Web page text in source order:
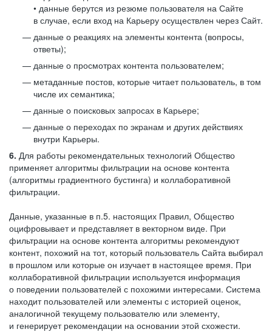
• данные берутся из резюме пользователя на Сайте
в случае, если вход на Карьеру осуществлен через Сайт.
данные о реакциях на элементы контента (вопросы,
ответы);
данные о просмотрах контента пользователем;
метаданные постов, которые читает пользователь, в том
числе их семантика;
данные о поисковых запросах в Карьере;
данные о переходах по экранам и других действиях
внутри Карьеры.
6. Для работы рекомендательных технологий Общество
применяет алгоритмы фильтрации на основе контента
(алгоритмы градиентного бустинга) и коллаборативной
фильтрации.
Данные, указанные в п.5. настоящих Правил, Общество
оцифровывает и представляет в векторном виде. При
фильтрации на основе контента алгоритмы рекомендуют
контент, похожий на тот, который пользователь Сайта выбирал
в прошлом или которые он изучает в настоящее время. При
коллаборативной фильтрации используется информация
о поведении пользователей с похожими интересами. Система
находит пользователей или элементы с историей оценок,
аналогичной текущему пользователю или элементу,
и генерирует рекомендации на основании этой схожести.